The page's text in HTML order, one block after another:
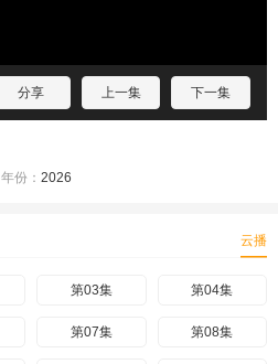
分享 上一集 下一集
年份： 2026
云播
第03集 第04集
第07集 第08集